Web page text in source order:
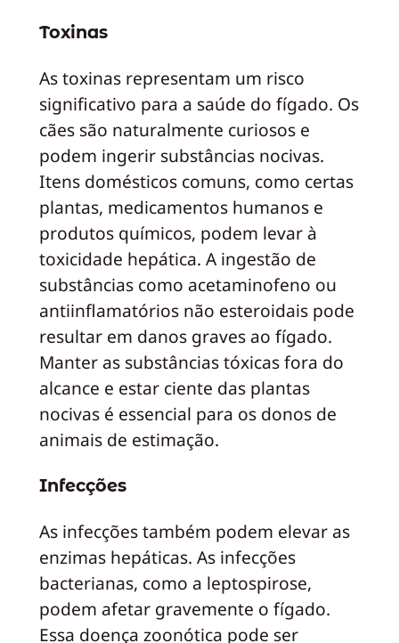
Toxinas
As toxinas representam um risco
significativo para a saúde do fígado. Os
cães são naturalmente curiosos e
podem ingerir substâncias nocivas.
Itens domésticos comuns, como certas
plantas, medicamentos humanos e
produtos químicos, podem levar à
toxicidade hepática. A ingestão de
substâncias como acetaminofeno ou
antiinflamatórios não esteroidais pode
resultar em danos graves ao fígado.
Manter as substâncias tóxicas fora do
alcance e estar ciente das plantas
nocivas é essencial para os donos de
animais de estimação.
Infecções
As infecções também podem elevar as
enzimas hepáticas. As infecções
bacterianas, como a leptospirose,
podem afetar gravemente o fígado.
Essa doença zoonótica pode ser